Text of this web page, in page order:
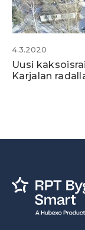
4.3.2020
Uusi
Karjalan